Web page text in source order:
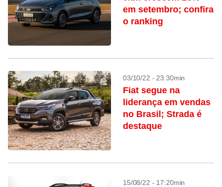
em setembro; confira
o ranking
03/10/22 - 23:30min
Fiat segue na
liderança em vendas
no Brasil; Strada é
destaque
15/08/22 - 17:20min